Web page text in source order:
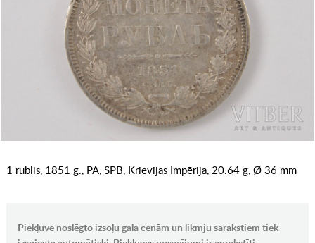
1 rublis, 1851 g., PA, SPB, Krievijas Impērija, 20.64 g, Ø 36 mm
Piekļuve noslēgto izsoļu gala cenām un likmju sarakstiem tiek